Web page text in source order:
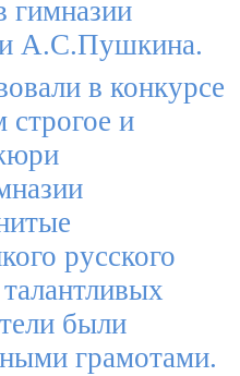
гимназии
А.С.Пушкина.
в конкурсе
строгое и
русского
были
грамотами.